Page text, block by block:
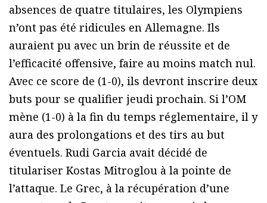
absences de quatre titulaires, les Olympiens
n’ont pas été ridicules en Allemagne. Ils
auraient pu avec un brin de réussite et de
l’efficacité offensive, faire au moins match nul.
Avec ce score de (1-0), ils devront inscrire deux
buts pour se qualifier jeudi prochain. Si l’OM
mène (1-0) à la fin du temps réglementaire, il y
aura des prolongations et des tirs au but
éventuels. Rudi Garcia avait décidé de
titulariser Kostas Mitroglou à la pointe de
l’attaque. Le Grec, à la récupération d’une